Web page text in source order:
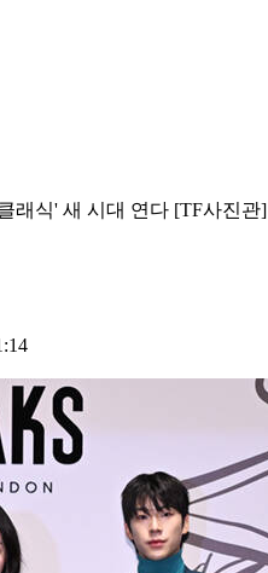
래식' 새 시대 연다 [TF사진관]